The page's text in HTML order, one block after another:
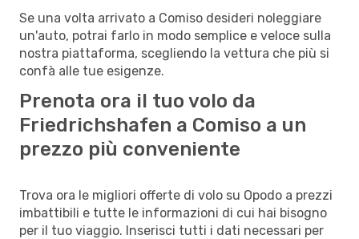
Se una volta arrivato a Comiso desideri noleggiare
un'auto, potrai farlo in modo semplice e veloce sulla
nostra piattaforma, scegliendo la vettura che più si
confà alle tue esigenze.
Prenota ora il tuo volo da
Friedrichshafen a Comiso a un
prezzo più conveniente
Trova ora le migliori offerte di volo su Opodo a prezzi
imbattibili e tutte le informazioni di cui hai bisogno
per il tuo viaggio. Inserisci tutti i dati necessari per